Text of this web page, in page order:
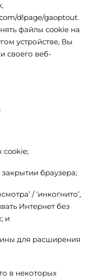
dlpage/gaoptout.
файлы cookie на
устройстве, Вы
своего веб-
cookie;
браузера;
/ ‘инкогнито’,
Интернет без
и
для расширения
в некоторых